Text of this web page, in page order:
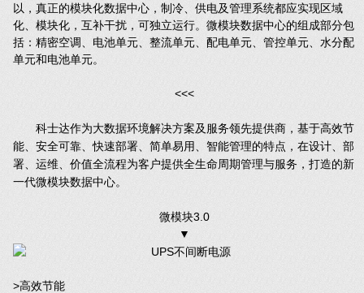
以，真正的模块化数据中心，制冷、供电及管理系统都应实现区域
化、模块化，互补干扰，可独立运行。微模块数据中心的组成部分包
括：精密空调、电池单元、整流单元、配电单元、管控单元、水分配
单元和电池单元。
<<<
科士达作为大数据环境解决方案及服务领先提供商，基于高效节
能、安全可靠、快速部署、简单易用、智能管理的特点，在设计、部
署、运维、价值全流程为客户提供全生命周期管理与服务，打造的新
一代微模块数据中心。
微模块3.0
▼
>高效节能